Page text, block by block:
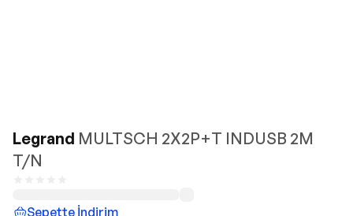
Legrand MULTSCH 2X2P+T INDUSB 2M
T/N
Sepette İndirim